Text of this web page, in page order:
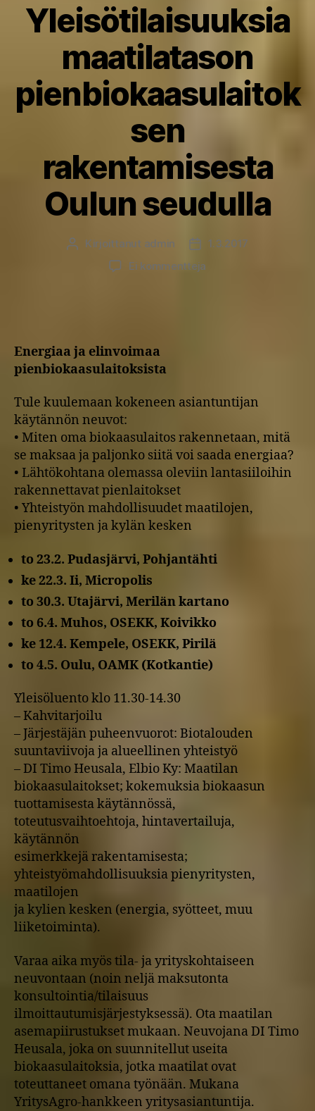
Yleisötilaisuuksia
maatilatason
pienbiokaasulaitok
sen
rakentamisesta
Oulun seudulla
Kirjoittaja
Kirjoittanut admin Julkaisupäivämäärä
1.3.2017
Ei kommentteja
Energiaa ja elinvoimaa
pienbiokaasulaitoksista
Tule kuulemaan kokeneen asiantuntijan
käytännön neuvot:
• Miten oma biokaasulaitos rakennetaan, mitä
se maksaa ja paljonko siitä voi saada energiaa?
• Lähtökohtana olemassa oleviin lantasiiloihin
rakennettavat pienlaitokset
• Yhteistyön mahdollisuudet maatilojen,
pienyritysten ja kylän kesken
to 23.2. Pudasjärvi, Pohjantähti
ke 22.3. Ii, Micropolis
to 30.3. Utajärvi, Merilän kartano
to 6.4. Muhos, OSEKK, Koivikko
ke 12.4. Kempele, OSEKK, Pirilä
to 4.5. Oulu, OAMK (Kotkantie)
Yleisöluento klo 11.30-14.30
– Kahvitarjoilu
– Järjestäjän puheenvuorot: Biotalouden
suuntaviivoja ja alueellinen yhteistyö
– DI Timo Heusala, Elbio Ky: Maatilan
biokaasulaitokset; kokemuksia biokaasun
tuottamisesta käytännössä,
toteutusvaihtoehtoja, hintavertailuja,
käytännön
esimerkkejä rakentamisesta;
yhteistyömahdollisuuksia pienyritysten,
maatilojen
ja kylien kesken (energia, syötteet, muu
liiketoiminta).
Varaa aika myös tila- ja yrityskohtaiseen
neuvontaan (noin neljä maksutonta
konsultointia/tilaisuus
ilmoittautumisjärjestyksessä). Ota maatilan
asemapiirustukset mukaan. Neuvojana DI Timo
Heusala, joka on suunnitellut useita
biokaasulaitoksia, jotka maatilat ovat
toteuttaneet omana työnään. Mukana
YritysAgro-hankkeen yritysasiantuntija.